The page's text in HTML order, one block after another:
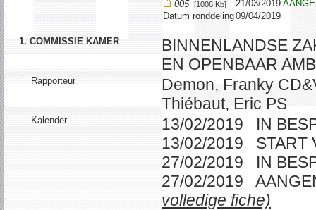
005 [1006 Kb] 21/03/2019
Datum ronddeling09/04/2019
1. COMMISSIE KAMER
BINNENLANDSE
EN OPENBAAR
Rapporteur
Demon, Franky
Thiébaut, Eric PS
Kalender
13/02/2019 IN
13/02/2019 START
27/02/2019 IN
27/02/2019
volledige fiche)